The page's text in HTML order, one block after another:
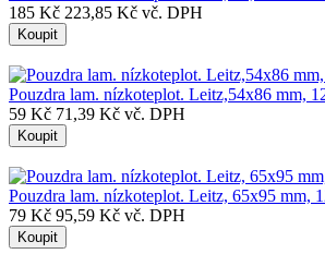
185 Kč 223,85 Kč vč. DPH
Koupit
Pouzdra lam. nízkoteplot. Leitz,54x86 mm,
59 Kč 71,39 Kč vč. DPH
Koupit
Pouzdra lam. nízkoteplot. Leitz, 65x95 mm,
79 Kč 95,59 Kč vč. DPH
Koupit